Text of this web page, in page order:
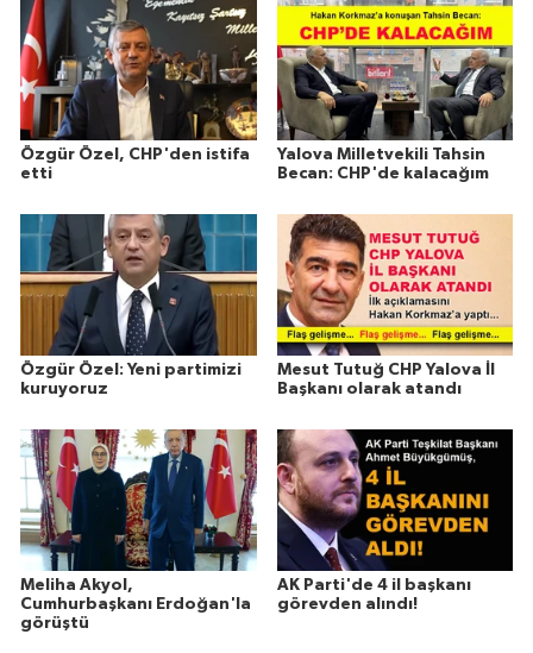
Özgür Özel, CHP'den istifa
etti
Yalova Milletvekili Tahsin
Becan: CHP'de kalacağım
Özgür Özel: Yeni partimizi
kuruyoruz
Mesut Tutuğ CHP Yalova İl
Başkanı olarak atandı
Meliha Akyol,
Cumhurbaşkanı Erdoğan'la
görüştü
AK Parti'de 4 il başkanı
görevden alındı!